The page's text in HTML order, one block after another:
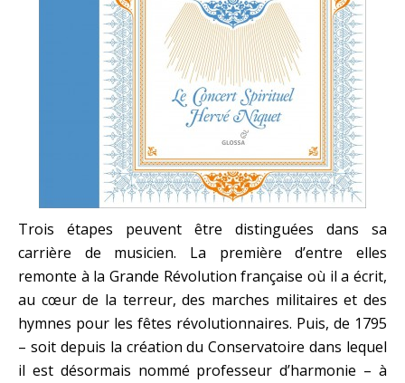
Trois étapes peuvent être distinguées dans sa
carrière de musicien. La première d’entre elles
remonte à la Grande Révolution française où il a écrit,
au cœur de la terreur, des marches militaires et des
hymnes pour les fêtes révolutionnaires. Puis, de 1795
– soit depuis la création du Conservatoire dans lequel
il est désormais nommé professeur d’harmonie – à